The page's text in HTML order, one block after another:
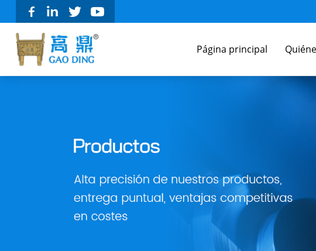
Página principal